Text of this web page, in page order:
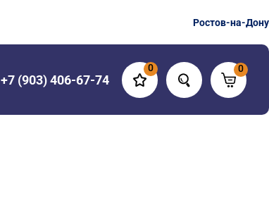
Ростов-на-Дону
+7 (903) 406-67-74
0 0